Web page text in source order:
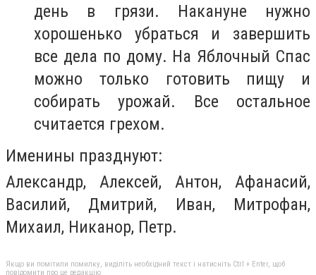
день в грязи. Накануне нужно
хорошенько убраться и завершить
все дела по дому. На Яблочный Спас
можно только готовить пищу и
собирать урожай. Все остальное
считается грехом.
Именины празднуют:
Александр, Алексей, Антон, Афанасий,
Василий, Дмитрий, Иван, Митрофан,
Михаил, Никанор, Петр.
Якщо ви помітили помилку, виділіть необхідний текст і натисніть Ctrl + Enter, щоб
повідомити про це редакцію